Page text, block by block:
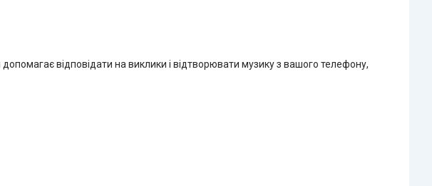
відповідати на виклики і відтворювати музику з вашого телефону,